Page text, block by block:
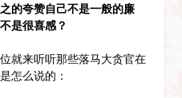
的夸赞自己不是一般的廉
是很喜感？
就来听听那些落马大贪官在
怎么说的：